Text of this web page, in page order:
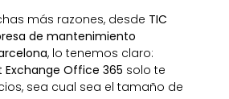
más razones, desde TIC
de mantenimiento
, lo tenemos claro:
Exchange Office 365 solo te
sea cual sea el tamaño de